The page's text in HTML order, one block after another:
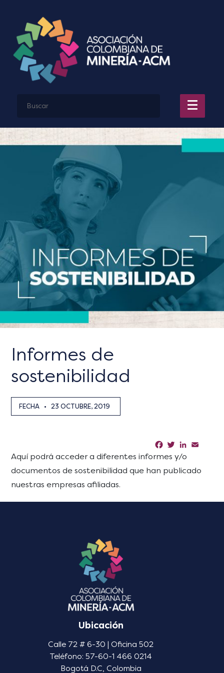
Informes de
sostenibilidad
FECHA • 23 OCTUBRE, 2019
Facebook
TwitterLinkedIn
Aquí podrá acceder a diferentes informes y/o
documentos de sostenibilidad que han publicado
nuestras empresas afiliadas.
Ubicación
Calle 72 # 6-30 | Oficina 502
Teléfono: 57-60-1 466 0214
Bogotá D.C, Colombia